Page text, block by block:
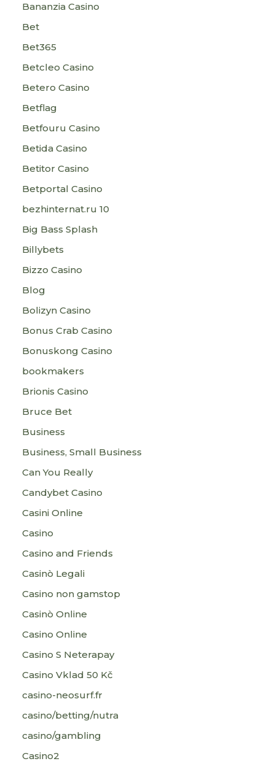
Bananzia Casino
Bet
Bet365
Betcleo Casino
Betero Casino
Betflag
Betfouru Casino
Betida Casino
Betitor Casino
Betportal Casino
bezhinternat.ru 10
Big Bass Splash
Billybets
Bizzo Casino
Blog
Bolizyn Casino
Bonus Crab Casino
Bonuskong Casino
bookmakers
Brionis Casino
Bruce Bet
Business
Business, Small Business
Can You Really
Candybet Casino
Casini Online
Casino
Casino and Friends
Casinò Legali
Casino non gamstop
Casinò Online
Casino Online
Casino S Neterapay
Casino Vklad 50 Kč
casino-neosurf.fr
casino/betting/nutra
casino/gambling
Casino2